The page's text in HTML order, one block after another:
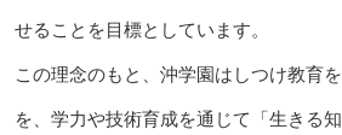
せることを目標としています。
この理念のもと、沖学園はしつけ教育
を、学力や技術育成を通じて「生きる